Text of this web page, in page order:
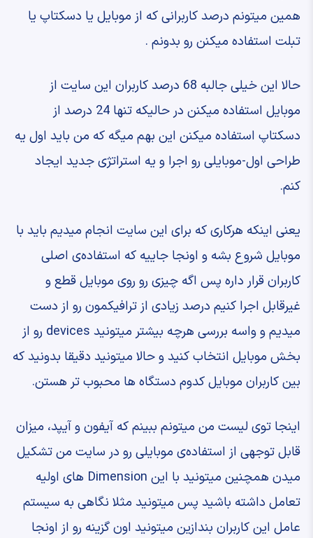
همین میتونم درصد کاربرانی که ‫از موبایل یا دسکتاپ یا
تبلت استفاده میکنن رو بدونم .
‫حالا این خیلی جالبه ‫68 درصد کاربران این سایت از
موبایل استفاده میکنن ‫در حالیکه تنها 24 درصد از
دسکتاپ استفاده میکنن ‫این بهم میگه که من باید ‫اول یه
طراحی اول-موبایلی رو اجرا ‫و یه استراتژی جدید ایجاد
کنم.
‫یعنی اینکه هرکاری که برای این سایت انجام میدیم ‫باید با
موبایل شروع بشه ‫و اونجا جاییه که استفاده‌ی اصلی
کاربران قرار داره ‫پس اگه چیزی رو روی موبایل قطع و
غیرقابل اجرا کنیم ‫درصد زیادی از ترافیکمون رو از دست
میدیم ‫و واسه بررسی هرچه بیشتر میتونید devices رو ‫از
بخش موبایل انتخاب کنید ‫و حالا میتونید دقیقا بدونید که
‫بین کاربران موبایل ‫کدوم دستگاه ها محبوب تر هستن.
‫اینجا توی لیست من میتونم ببینم که آیفون ‫و آیپد، میزان
قابل توجهی از استفاده‌ی موبایلی ‫رو در سایت من تشکیل
میدن ‫همچنین میتونید با این Dimension های اولیه
‫تعامل داشته باشید ‫پس میتونید مثلا نگاهی به سیستم
عامل ‫این کاربران بندازین ‫میتونید اون گزینه رو از اونجا